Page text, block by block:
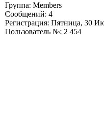
Группа: Members
Сообщений: 4
Регистрация: Пятница, 30
Пользователь №: 2 454